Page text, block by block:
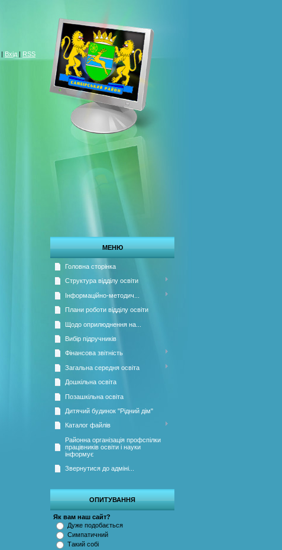
| Вхід | RSS
МЕНЮ
Головна сторінка
Структура відділу освіти
Інформаційно-методич...
Плани роботи відділу освіти
Щодо оприлюднення на...
Вибір підручників
Фінансова звітність
Загальна середня освіта
Дошкільна освіта
Позашкільна освіта
Дитячий будинок "Рідний дім"
Каталог файлів
Районна організація профспілки
працівників освіти і науки
інформує
Звернутися до адміні...
ОПИТУВАННЯ
Як вам наш сайт?
Дуже подобається
Симпатичний
Такий собі